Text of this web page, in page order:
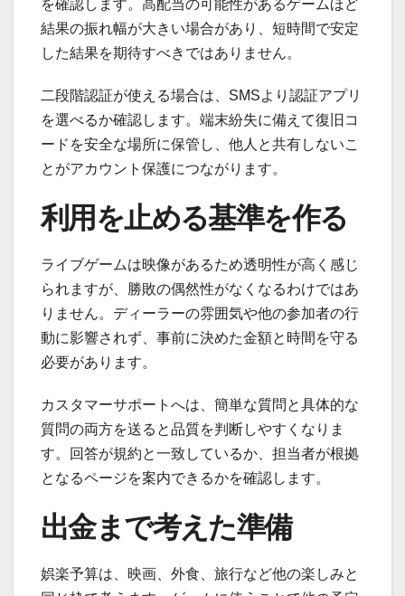
を確認します。高配当の可能性があるゲームほど
結果の振れ幅が大きい場合があり、短時間で安定
した結果を期待すべきではありません。
二段階認証が使える場合は、SMSより認証アプリ
を選べるか確認します。端末紛失に備えて復旧コ
ードを安全な場所に保管し、他人と共有しないこ
とがアカウント保護につながります。
利用を止める基準を作る
ライブゲームは映像があるため透明性が高く感じ
られますが、勝敗の偶然性がなくなるわけではあ
りません。ディーラーの雰囲気や他の参加者の行
動に影響されず、事前に決めた金額と時間を守る
必要があります。
カスタマーサポートへは、簡単な質問と具体的な
質問の両方を送ると品質を判断しやすくなりま
す。回答が規約と一致しているか、担当者が根拠
となるページを案内できるかを確認します。
出金まで考えた準備
娯楽予算は、映画、外食、旅行など他の楽しみと